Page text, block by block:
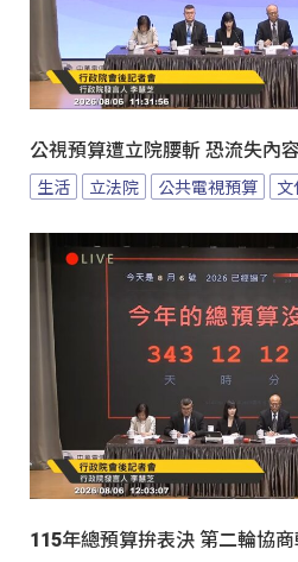
公視預算遭立院腰斬 恐流失內
生活 立法院 公共電視預算 文
115年總預算拚表決 第二輪協